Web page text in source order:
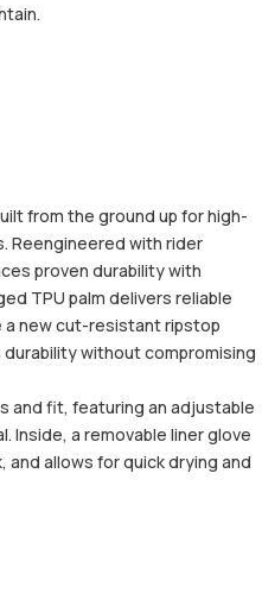
from the ground up for high-
Reengineered with rider
proven durability with
TPU palm delivers reliable
a new cut-resistant ripstop
without compromising
and fit, featuring an adjustable
Inside, a removable liner glove
allows for quick drying and